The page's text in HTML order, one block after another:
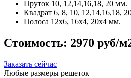
Пруток 10, 12,14,16,18, 20 мм.
Квадрат 6, 8, 10, 12,14,16,18,
Полоса 12x6, 16x4, 20x4 мм.
Стоимость: 2970 руб/
Заказать сейчас
Любые размеры решеток